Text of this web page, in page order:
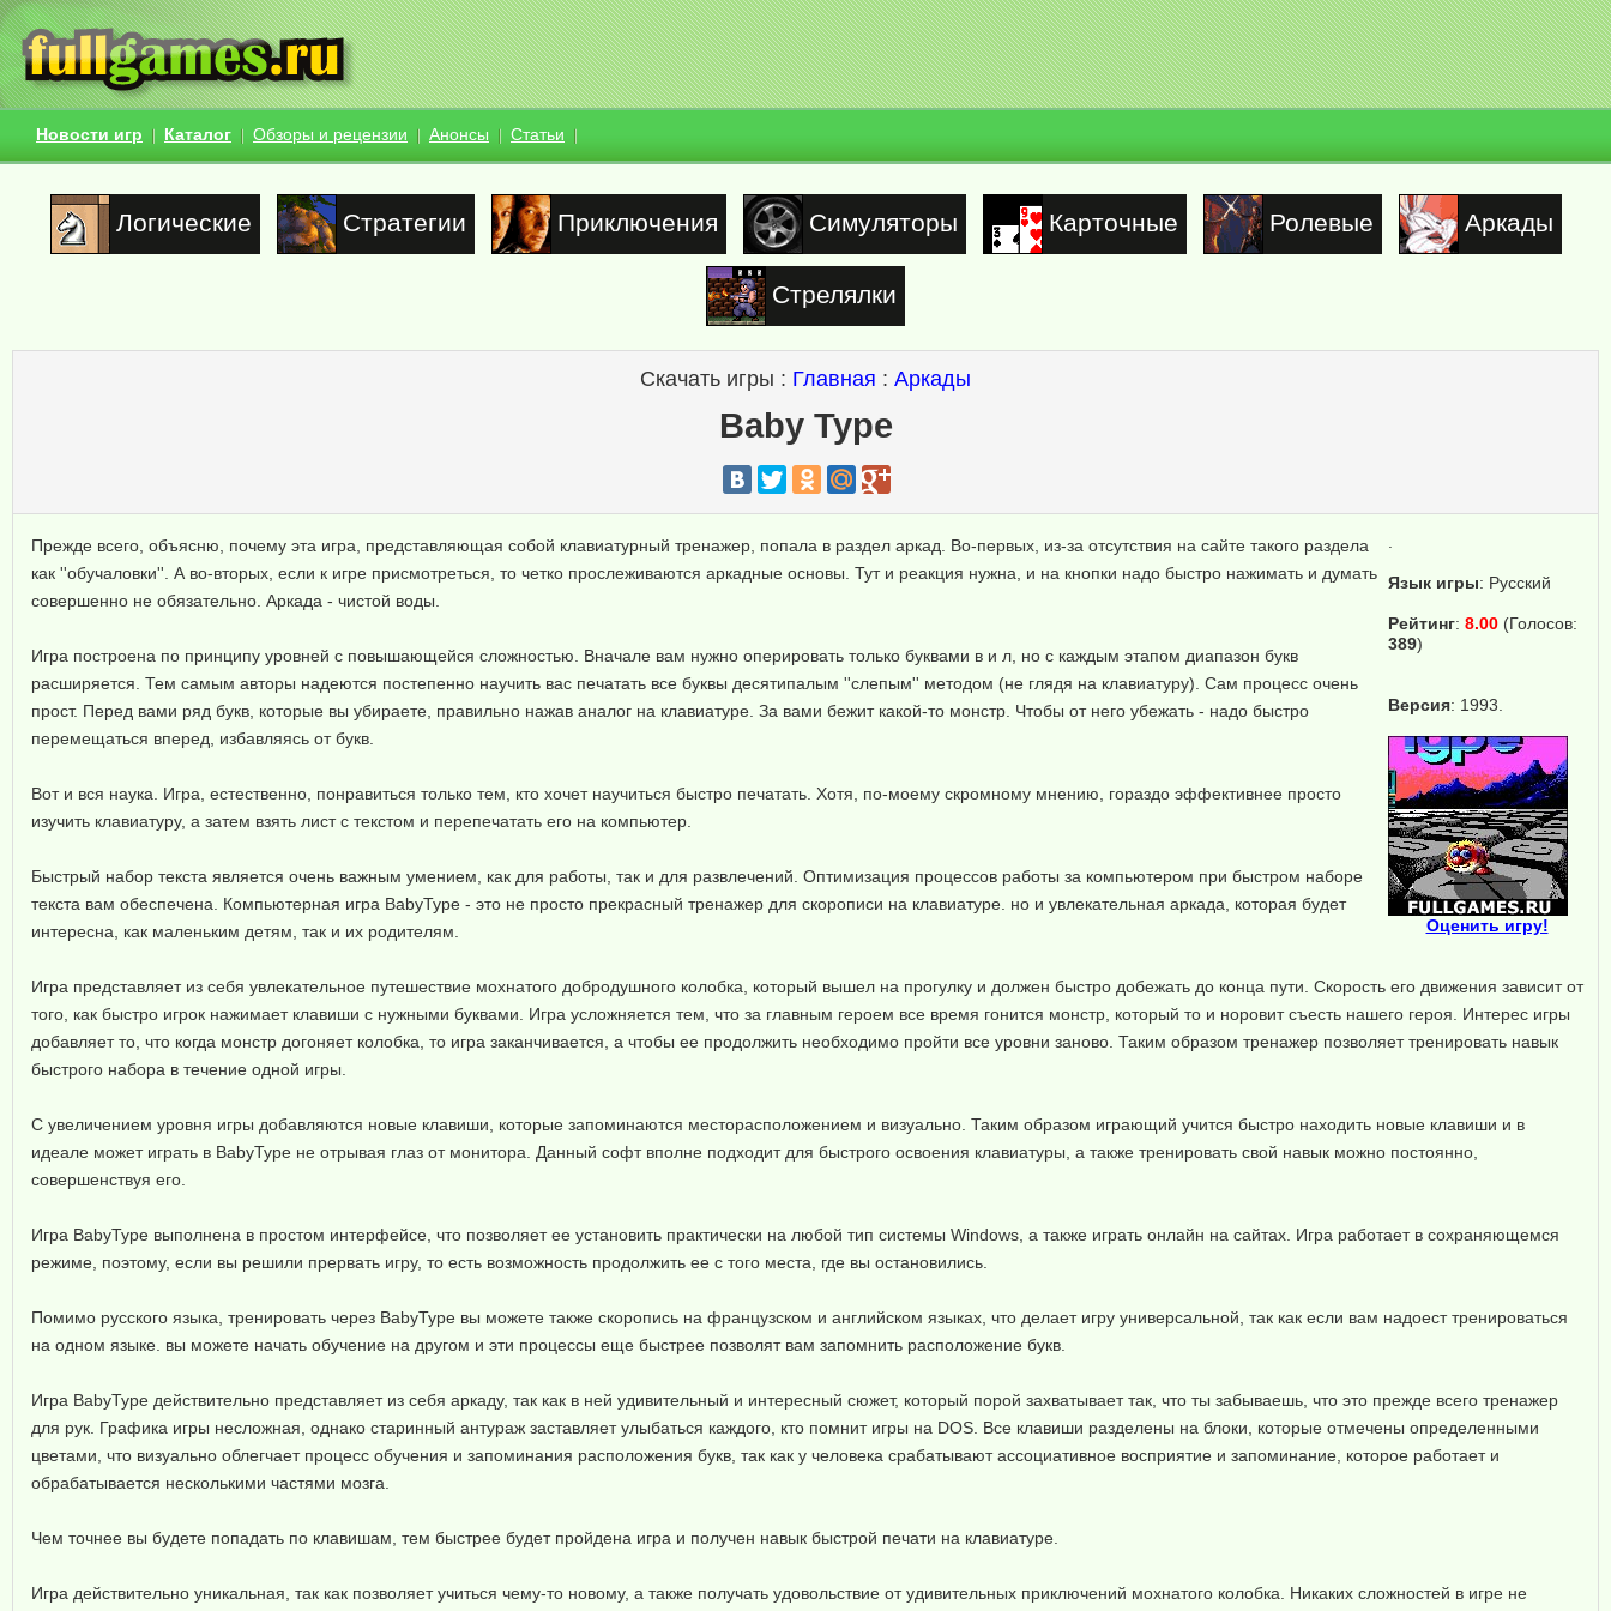
Новости игр Каталог Обзоры и рецензии Анонсы Статьи
Логические Стратегии Приключения Симуляторы Карточные Ролевые Аркады
Стрелялки
Скачать игры : Главная : Аркады
Baby Type
Язык игры: Русский
Рейтинг: 8.00 (Голосов:
389)
Версия: 1993.
Оценить игру!
Прежде всего, объясню, почему эта игра, представляющая собой клавиатурный тренажер, попала в раздел аркад. Во-первых, из-за отсутствия на сайте такого раздела
как ''обучаловки''. А во-вторых, если к игре присмотреться, то четко прослеживаются аркадные основы. Тут и реакция нужна, и на кнопки надо быстро нажимать и думать
совершенно не обязательно. Аркада - чистой воды.
Игра построена по принципу уровней с повышающейся сложностью. Вначале вам нужно оперировать только буквами в и л, но с каждым этапом диапазон букв
расширяется. Тем самым авторы надеются постепенно научить вас печатать все буквы десятипалым ''слепым'' методом (не глядя на клавиатуру). Сам процесс очень
прост. Перед вами ряд букв, которые вы убираете, правильно нажав аналог на клавиатуре. За вами бежит какой-то монстр. Чтобы от него убежать - надо быстро
перемещаться вперед, избавляясь от букв.
Вот и вся наука. Игра, естественно, понравиться только тем, кто хочет научиться быстро печатать. Хотя, по-моему скромному мнению, гораздо эффективнее просто
изучить клавиатуру, а затем взять лист с текстом и перепечатать его на компьютер.
Быстрый набор текста является очень важным умением, как для работы, так и для развлечений. Оптимизация процессов работы за компьютером при быстром наборе
текста вам обеспечена. Компьютерная игра BabyType - это не просто прекрасный тренажер для скорописи на клавиатуре. но и увлекательная аркада, которая будет
интересна, как маленьким детям, так и их родителям.
Игра представляет из себя увлекательное путешествие мохнатого добродушного колобка, который вышел на прогулку и должен быстро добежать до конца пути. Скорость его движения зависит от
того, как быстро игрок нажимает клавиши с нужными буквами. Игра усложняется тем, что за главным героем все время гонится монстр, который то и норовит съесть нашего героя. Интерес игры
добавляет то, что когда монстр догоняет колобка, то игра заканчивается, а чтобы ее продолжить необходимо пройти все уровни заново. Таким образом тренажер позволяет тренировать навык
быстрого набора в течение одной игры.
С увеличением уровня игры добавляются новые клавиши, которые запоминаются месторасположением и визуально. Таким образом играющий учится быстро находить новые клавиши и в
идеале может играть в BabyType не отрывая глаз от монитора. Данный софт вполне подходит для быстрого освоения клавиатуры, а также тренировать свой навык можно постоянно,
совершенствуя его.
Игра BabyType выполнена в простом интерфейсе, что позволяет ее установить практически на любой тип системы Windows, а также играть онлайн на сайтах. Игра работает в сохраняющемся
режиме, поэтому, если вы решили прервать игру, то есть возможность продолжить ее с того места, где вы остановились.
Помимо русского языка, тренировать через BabyType вы можете также скоропись на французском и английском языках, что делает игру универсальной, так как если вам надоест тренироваться
на одном языке. вы можете начать обучение на другом и эти процессы еще быстрее позволят вам запомнить расположение букв.
Игра BabyType действительно представляет из себя аркаду, так как в ней удивительный и интересный сюжет, который порой захватывает так, что ты забываешь, что это прежде всего тренажер
для рук. Графика игры несложная, однако старинный антураж заставляет улыбаться каждого, кто помнит игры на DOS. Все клавиши разделены на блоки, которые отмечены определенными
цветами, что визуально облегчает процесс обучения и запоминания расположения букв, так как у человека срабатывают ассоциативное восприятие и запоминание, которое работает и
обрабатывается несколькими частями мозга.
Чем точнее вы будете попадать по клавишам, тем быстрее будет пройдена игра и получен навык быстрой печати на клавиатуре.
Игра действительно уникальная, так как позволяет учиться чему-то новому, а также получать удовольствие от удивительных приключений мохнатого колобка. Никаких сложностей в игре не